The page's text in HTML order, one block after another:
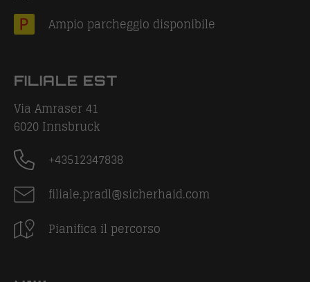
Ampio parcheggio disponibile
FILIALE EST
Via Amraser 41
6020 Innsbruck
+43512347838
filiale.pradl@sicherhaid.com
Pianifica il percorso